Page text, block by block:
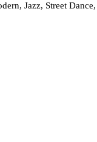
Jazz, Street